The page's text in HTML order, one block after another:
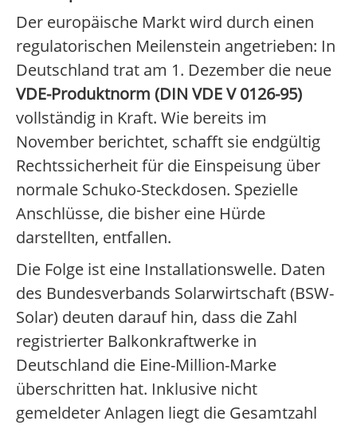
Der europäische Markt wird durch einen
regulatorischen Meilenstein angetrieben: In
Deutschland trat am 1. Dezember die neue
VDE-Produktnorm (DIN VDE V 0126-95)
vollständig in Kraft. Wie bereits im
November berichtet, schafft sie endgültig
Rechtssicherheit für die Einspeisung über
normale Schuko-Steckdosen. Spezielle
Anschlüsse, die bisher eine Hürde
darstellten, entfallen.
Die Folge ist eine Installationswelle. Daten
des Bundesverbands Solarwirtschaft (BSW-
Solar) deuten darauf hin, dass die Zahl
registrierter Balkonkraftwerke in
Deutschland die Eine-Million-Marke
überschritten hat. Inklusive nicht
gemeldeter Anlagen liegt die Gesamtzahl